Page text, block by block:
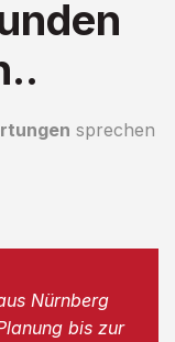
sprechen
Nürnberg
bis zur